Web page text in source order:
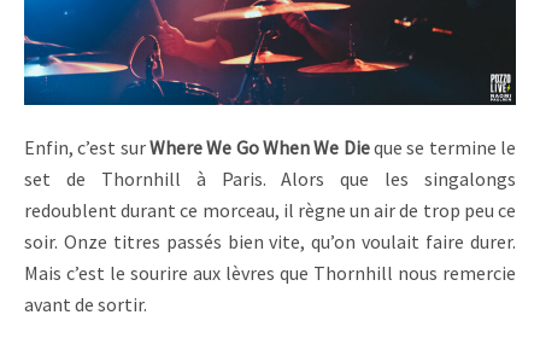
Enfin, c’est surWhere We Go When We Dieque se termine le
set de Thornhill à Paris. Alors que les singalongs
redoublent durant ce morceau, il règne un air de trop peu ce
soir. Onze titres passés bien vite, qu’on voulait faire durer.
Mais c’est le sourire aux lèvres que Thornhill nous remercie
avant de sortir.